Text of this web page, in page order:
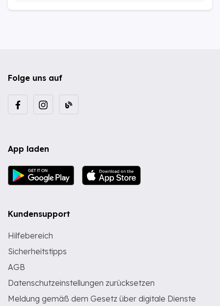
Folge uns auf
App laden
Kundensupport
Hilfebereich
Sicherheitstipps
AGB
Datenschutzeinstellungen zurücksetzen
Meldung gemäß dem Gesetz über digitale Dienste